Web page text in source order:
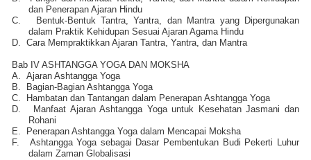
dan Penerapan Ajaran Hindu
C.
Bentuk-Bentuk Tantra, Yantra, dan Mantra yang Dipergunakan
dalam Praktik Kehidupan Sesuai Ajaran Agama Hindu
D. Cara Mempraktikkan Ajaran Tantra, Yantra, dan Mantra
Bab IV ASHTANGGA YOGA DAN MOKSHA
A. Ajaran Ashtangga Yoga
B.
Bagian-Bagian Ashtangga Yoga
C.
Hambatan dan Tantangan dalam Penerapan Ashtangga Yoga
D.
Manfaat Ajaran Ashtangga Yoga untuk Kesehatan Jasmani dan
Rohani
E.
Penerapan Ashtangga Yoga dalam Mencapai Moksha
F.
Ashtangga Yoga sebagai Dasar Pembentukan Budi Pekerti Luhur
dalam Zaman Globalisasi